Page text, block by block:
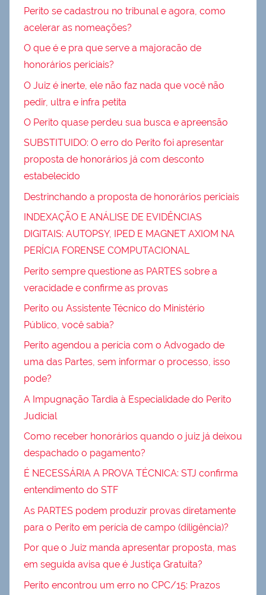
Perito se cadastrou no tribunal e agora, como
acelerar as nomeações?
O que é e pra que serve a majoracão de
honorários periciais?
O Juiz é inerte, ele não faz nada que você não
pedir, ultra e infra petita
O Perito quase perdeu sua busca e apreensão
SUBSTITUIDO: O erro do Perito foi apresentar
proposta de honorários já com desconto
estabelecido
Destrinchando a proposta de honorários periciais
INDEXAÇÃO E ANÁLISE DE EVIDÊNCIAS
DIGITAIS: AUTOPSY, IPED E MAGNET AXIOM NA
PERÍCIA FORENSE COMPUTACIONAL
Perito sempre questione as PARTES sobre a
veracidade e confirme as provas
Perito ou Assistente Técnico do Ministério
Público, você sabia?
Perito agendou a perícia com o Advogado de
uma das Partes, sem informar o processo, isso
pode?
A Impugnação Tardia à Especialidade do Perito
Judicial
Como receber honorários quando o juiz já deixou
despachado o pagamento?
É NECESSÁRIA A PROVA TÉCNICA: STJ confirma
entendimento do STF
As PARTES podem produzir provas diretamente
para o Perito em perícia de campo (diligência)?
Por que o Juiz manda apresentar proposta, mas
em seguida avisa que é Justiça Gratuita?
Perito encontrou um erro no CPC/15: Prazos